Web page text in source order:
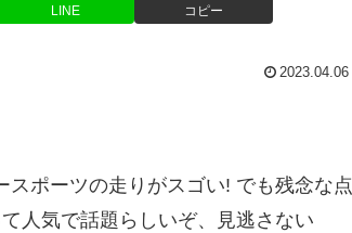
LINE コピー
2023.04.06
スポーツの走りがスゴい! でも残念な点
人気で話題らしいぞ、見逃さない